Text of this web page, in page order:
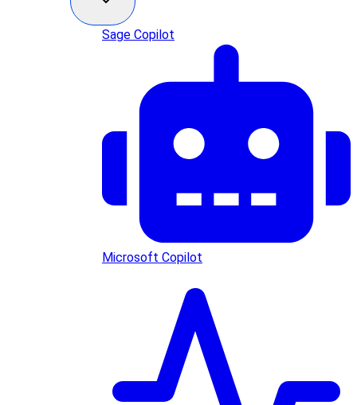
Sage Copilot
Microsoft Copilot